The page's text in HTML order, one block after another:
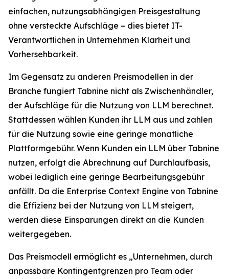
einfachen, nutzungsabhängigen Preisgestaltung
ohne versteckte Aufschläge – dies bietet IT-
Verantwortlichen in Unternehmen Klarheit und
Vorhersehbarkeit.
Im Gegensatz zu anderen Preismodellen in der
Branche fungiert Tabnine nicht als Zwischenhändler,
der Aufschläge für die Nutzung von LLM berechnet.
Stattdessen wählen Kunden ihr LLM aus und zahlen
für die Nutzung sowie eine geringe monatliche
Plattformgebühr. Wenn Kunden ein LLM über Tabnine
nutzen, erfolgt die Abrechnung auf Durchlaufbasis,
wobei lediglich eine geringe Bearbeitungsgebühr
anfällt. Da die Enterprise Context Engine von Tabnine
die Effizienz bei der Nutzung von LLM steigert,
werden diese Einsparungen direkt an die Kunden
weitergegeben.
Das Preismodell ermöglicht es „Unternehmen, durch
anpassbare Kontingentgrenzen pro Team oder